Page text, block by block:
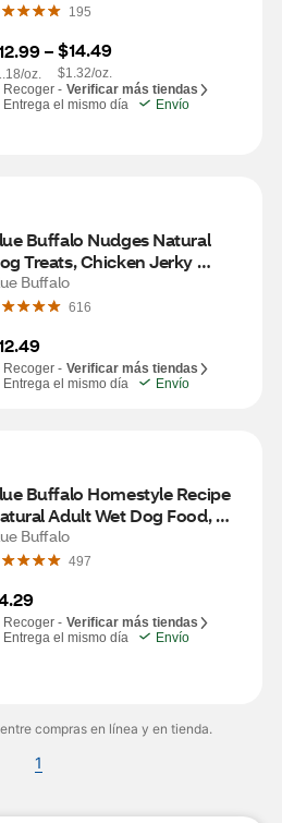
195
–
oz.
$14.49
$1.32/oz.
Recoger - Verificar más tiendas
Entrega el mismo día
Envío
Buffalo Nudges Natural
Treats, Chicken Jerky
10 oz
Buffalo
616
Recoger - Verificar más tiendas
Entrega el mismo día
Envío
Buffalo Homestyle Recipe
Adult Wet Dog Food,
Dinner, 12.5 oz
Buffalo
497
Recoger - Verificar más tiendas
Entrega el mismo día
Envío
compras en línea y en tienda.
1